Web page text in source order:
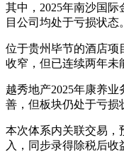
其中，2025年南沙国
目公司均处于亏损状态。
位于贵州毕节的酒店项
收窄，但已连续两年未
越秀地产2025年康养
善，但板块仍处于亏损
本次体系内关联交易，
入，同步录得除税后